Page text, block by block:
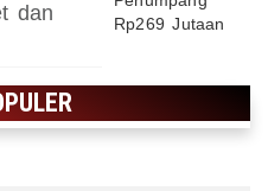
dan